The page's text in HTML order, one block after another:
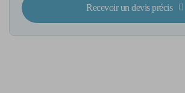
Recevoir un devis précis